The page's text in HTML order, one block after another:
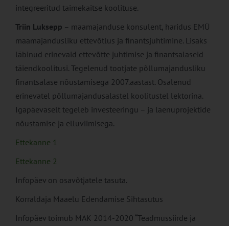
integreeritud taimekaitse koolituse.
Triin Luksepp – maamajanduse konsulent, haridus EMÜ
maamajandusliku ettevõtlus ja finantsjuhtimine. Lisaks
läbinud erinevaid ettevõtte juhtimise ja finantsalaseid
täiendkoolitusi. Tegelenud tootjate põllumajandusliku
finantsalase nõustamisega 2007.aastast. Osalenud
erinevatel põllumajandusalastel koolitustel lektorina.
Igapäevaselt tegeleb investeeringu – ja laenuprojektide
nõustamise ja elluviimisega.
Ettekanne 1
Ettekanne 2
Infopäev on osavõtjatele tasuta.
Korraldaja Maaelu Edendamise Sihtasutus
Infopäev toimub MAK 2014-2020 “Teadmussiirde ja